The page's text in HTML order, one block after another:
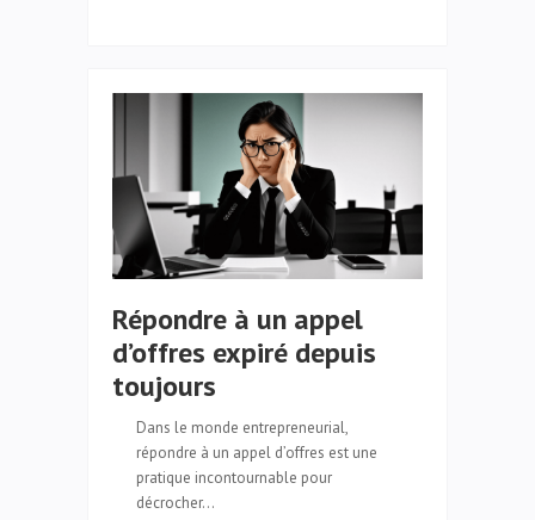
Répondre à un appel
d’offres expiré depuis
toujours
Dans le monde entrepreneurial,
répondre à un appel d’offres est une
pratique incontournable pour
décrocher…